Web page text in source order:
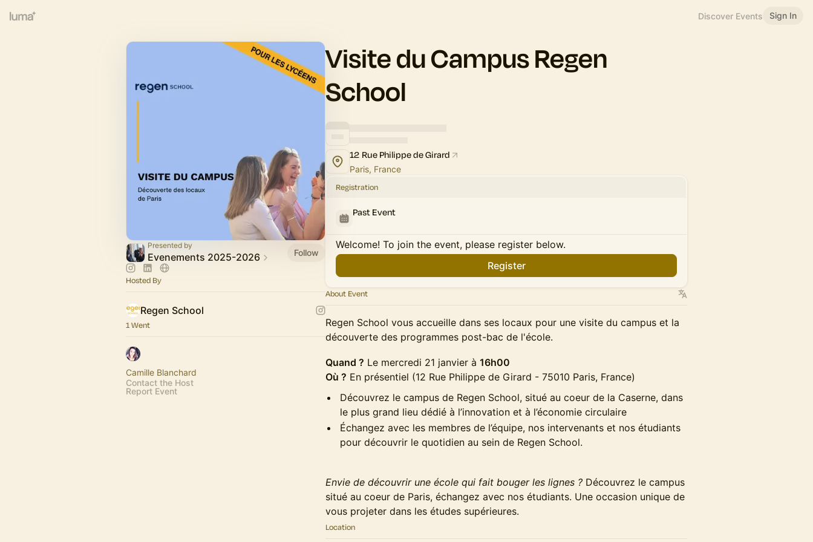
Discover Events Sign In
Presented by
Evenements 2025-2026 Follow
Hosted By
Regen School
1 Went
Camille Blanchard
Contact the Host
Report Event
Visite du Campus Regen
School
12 Rue Philippe de Girard
Paris, France
Registration
Past Event
Welcome! To join the event, please register below.
Register
About Event
Regen School vous accueille dans ses locaux pour une visite du campus et la
découverte des programmes post-bac de l'école.
Quand ? Le mercredi 21 janvier à 16h00
Où ? En présentiel (12 Rue Philippe de Girard - 75010 Paris, France)
Découvrez le campus de Regen School, situé au coeur de la Caserne​, dans
le plus grand lieu dédié à l’innovation et à l’économie circulaire
Échangez avec les membres de l’équipe, nos intervenants et nos étudiants
pour découvrir le quotidien au sein de Regen School.
Envie de découvrir une école qui fait bouger les lignes ? Découvrez le campus
situé au coeur de Paris, échangez avec nos étudiants. Une occasion unique de
vous projeter dans les études supérieures.
Location